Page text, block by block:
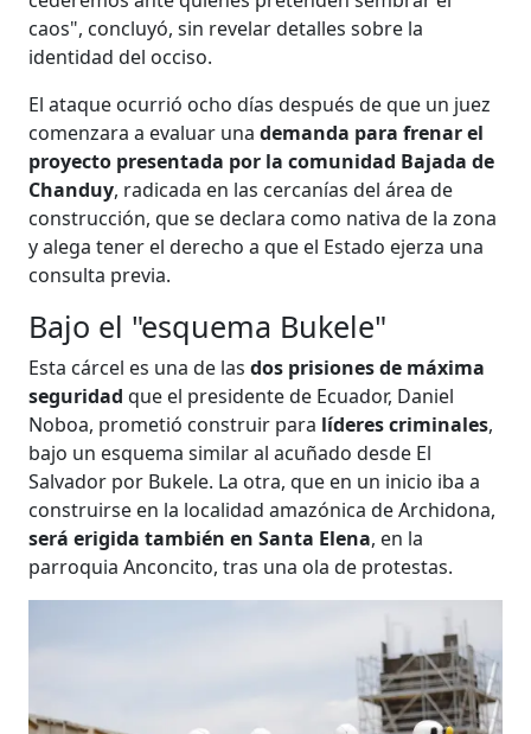
caos", concluyó, sin revelar detalles sobre la
identidad del occiso.
El ataque ocurrió ocho días después de que un juez
comenzara a evaluar una demanda para frenar el
proyecto presentada por la comunidad Bajada de
Chanduy, radicada en las cercanías del área de
construcción, que se declara como nativa de la zona
y alega tener el derecho a que el Estado ejerza una
consulta previa.
Bajo el "esquema Bukele"
Esta cárcel es una de lasdos prisiones de máxima
seguridad que el presidente de Ecuador, Daniel
Noboa, prometió construir para líderes criminales,
bajo un esquema similar al acuñado desde El
Salvador por Bukele. La otra, que en un inicio iba a
construirse en la localidad amazónica de Archidona,
será erigida también en Santa Elena, en la
parroquia Anconcito, tras una ola de protestas.